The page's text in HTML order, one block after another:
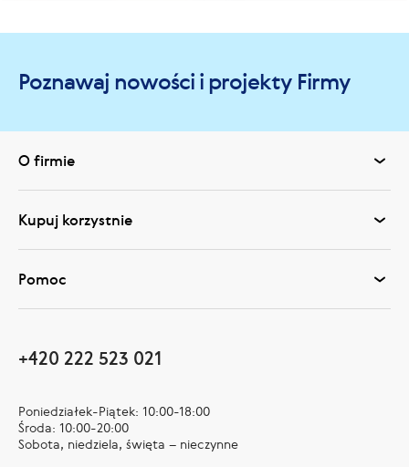
Poznawaj nowości i projekty Firmy
O firmie
Kupuj korzystnie
Pomoc
+420 222 523 021
Poniedziałek-Piątek: 10:00-18:00
Środa: 10:00-20:00
Sobota, niedziela, święta – nieczynne